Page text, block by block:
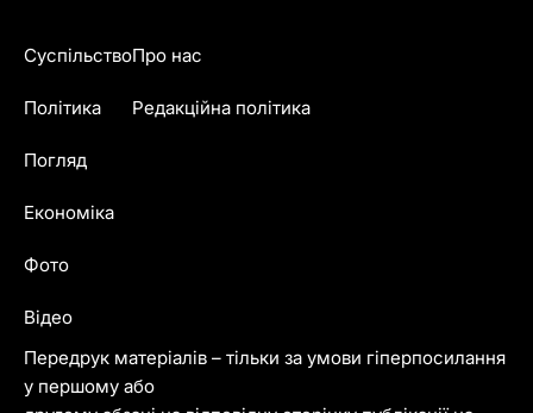
Передрук матеріалів – тільки за умови гіперпосилання
у першому або
Суспільство
Політика
Погляд
Економіка
Фото
Відео
Про нас
Редакційна політика